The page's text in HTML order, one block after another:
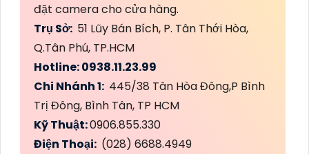
đặt camera cho cửa hàng.
Trụ Sở: 51 Lũy Bán Bích, P. Tân Thới Hòa,
Q.Tân Phú, TP.HCM
Hotline: 0938.11.23.99
Chi Nhánh 1: 445/38 Tân Hòa Đông,P Bình
Trị Đông, Bình Tân, TP HCM
Kỹ Thuật:0906.855.330
Điện Thoại: (028) 6688.4949